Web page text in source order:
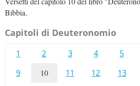
Bibbia.
Capitoli di Deuteronomio
1 2 3 4 5
9
10 11 12 13